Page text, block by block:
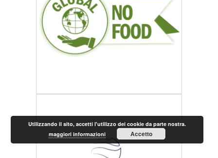
Utilizzando il sito, accetti l'utilizzo dei cookie da parte nostra.
maggiori informazioni
Accetto